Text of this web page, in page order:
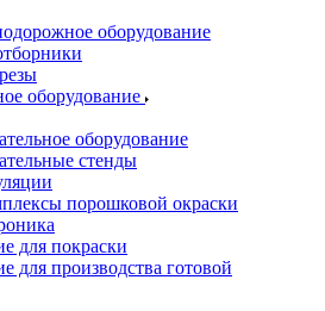
оборудование
оборудование
оборудование
стенды
порошковой окраски
для покраски
для производства готовой